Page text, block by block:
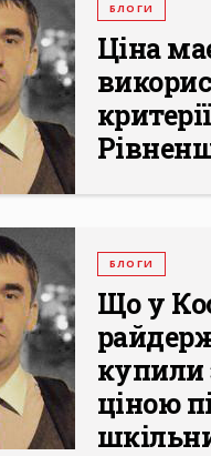
БЛОГИ
Ціна
БЛОГИ
Що у
купили
ціною